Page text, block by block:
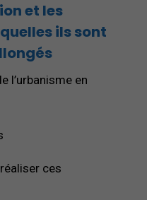
et les
ils sont
l’urbanisme en
ces